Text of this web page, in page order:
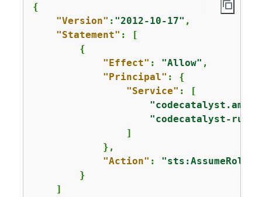
{
"Version" : "2012-10-17" ,
"Statement" : [
{
"Effect" : "Allow" ,
"Principal" : {
"Service" : [
"codecatalyst-
                ]
            },
"Action" : "sts:AssumeRole"
        }
    ]